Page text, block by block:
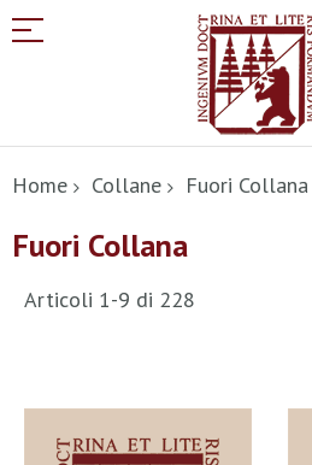
al
contenuto
Home Collane Fuori Collana
Fuori Collana
Articoli 1-9 di 228